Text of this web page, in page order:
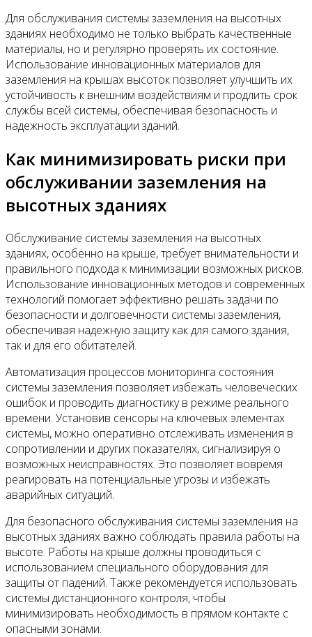
Для обслуживания системы заземления на высотных
зданиях необходимо не только выбрать качественные
материалы, но и регулярно проверять их состояние.
Использование инновационных материалов для
заземления на крышах высоток позволяет улучшить их
устойчивость к внешним воздействиям и продлить срок
службы всей системы, обеспечивая безопасность и
надежность эксплуатации зданий.
Как минимизировать риски при
обслуживании заземления на
высотных зданиях
Обслуживание системы заземления на высотных
зданиях, особенно на крыше, требует внимательности и
правильного подхода к минимизации возможных рисков.
Использование инновационных методов и современных
технологий помогает эффективно решать задачи по
безопасности и долговечности системы заземления,
обеспечивая надежную защиту как для самого здания,
так и для его обитателей.
Автоматизация процессов мониторинга состояния
системы заземления позволяет избежать человеческих
ошибок и проводить диагностику в режиме реального
времени. Установив сенсоры на ключевых элементах
системы, можно оперативно отслеживать изменения в
сопротивлении и других показателях, сигнализируя о
возможных неисправностях. Это позволяет вовремя
реагировать на потенциальные угрозы и избежать
аварийных ситуаций.
Для безопасного обслуживания системы заземления на
высотных зданиях важно соблюдать правила работы на
высоте. Работы на крыше должны проводиться с
использованием специального оборудования для
защиты от падений. Также рекомендуется использовать
системы дистанционного контроля, чтобы
минимизировать необходимость в прямом контакте с
опасными зонами.